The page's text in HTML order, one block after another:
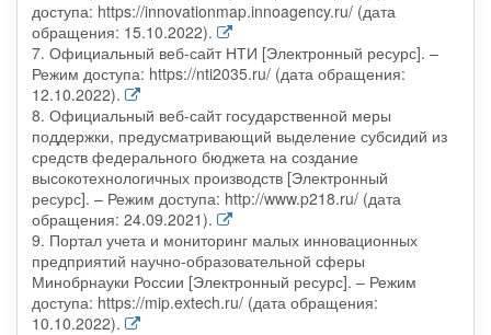
доступа: https://innovationmap.innoagency.ru/ (дата
обращения: 15.10.2022).
7. Официальный веб-сайт НТИ [Электронный ресурс]. –
Режим доступа: https://nti2035.ru/ (дата обращения:
12.10.2022).
8. Официальный веб-сайт государственной меры
поддержки, предусматривающий выделение субсидий из
средств федерального бюджета на создание
высокотехнологичных производств [Электронный
ресурс]. – Режим доступа: http://www.p218.ru/ (дата
обращения: 24.09.2021).
9. Портал учета и мониторинг малых инновационных
предприятий научно-образовательной сферы
Минобрнауки России [Электронный ресурс]. – Режим
доступа: https://mip.extech.ru/ (дата обращения:
10.10.2022).